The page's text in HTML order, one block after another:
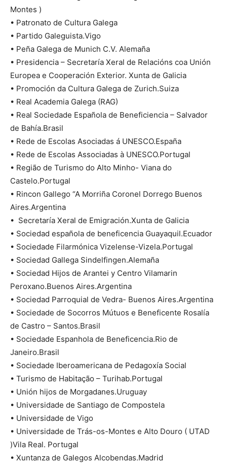
Montes )
• Patronato de Cultura Galega
• Partido Galeguista.Vigo
• Peña Galega de Munich C.V. Alemaña
• Presidencia – Secretaría Xeral de Relacións coa Unión
Europea e Cooperación Exterior. Xunta de Galicia
• Promoción da Cultura Galega de Zurich.Suiza
• Real Academia Galega (RAG)
• Real Sociedade Española de Beneficiencia – Salvador
de Bahía.Brasil
• Rede de Escolas Asociadas á UNESCO.España
• Rede de Escolas Associadas à UNESCO.Portugal
• Região de Turismo do Alto Minho- Viana do
Castelo.Portugal
• Rincon Gallego “A Morriña Coronel Dorrego Buenos
Aires.Argentina
• Secretaría Xeral de Emigración.Xunta de Galicia
• Sociedad española de beneficencia Guayaquil.Ecuador
• Sociedade Filarmónica Vizelense-Vizela.Portugal
• Sociedad Gallega Sindelfingen.Alemaña
• Sociedad Hijos de Arantei y Centro Vilamarin
Peroxano.Buenos Aires.Argentina
• Sociedad Parroquial de Vedra- Buenos Aires.Argentina
• Sociedade de Socorros Mútuos e Beneficente Rosalía
de Castro – Santos.Brasil
• Sociedade Espanhola de Beneficencia.Rio de
Janeiro.Brasil
• Sociedade Iberoamericana de Pedagoxía Social
• Turismo de Habitação – Turihab.Portugal
• Unión hijos de Morgadanes.Uruguay
• Universidade de Santiago de Compostela
• Universidade de Vigo
• Universidade de Trás-os-Montes e Alto Douro ( UTAD
)Vila Real. Portugal
• Xuntanza de Galegos Alcobendas.Madrid